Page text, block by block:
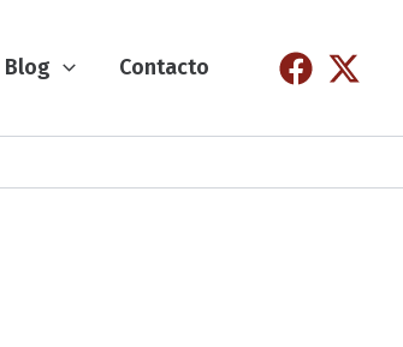
Blog Contacto